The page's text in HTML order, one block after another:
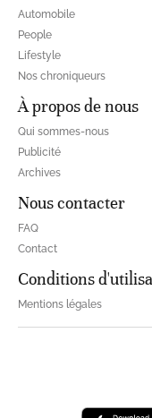
Automobile
People
Lifestyle
Nos chroniqueurs
À propos de nous
Qui sommes-nous
Publicité
Archives
Nous contacter
FAQ
Contact
Conditions
Mentions légales